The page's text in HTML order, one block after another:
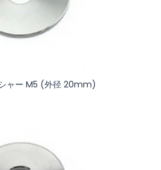
ャー M5 (外径 20mm)